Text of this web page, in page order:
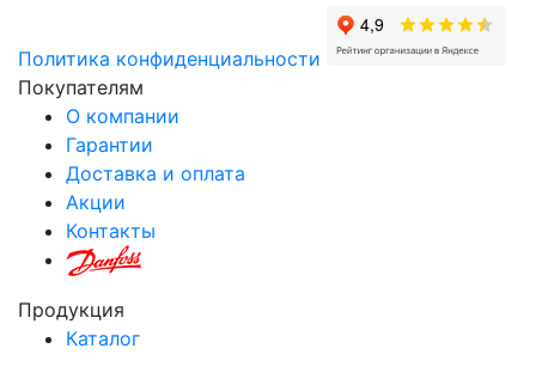
Политика конфиденциальности
Покупателям
О компании
Гарантии
Доставка и оплата
Акции
Контакты
Продукция
Каталог